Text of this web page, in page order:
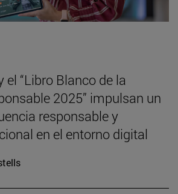
“Libro Blanco de la
2025” impulsan un
responsable y
en el entorno digital